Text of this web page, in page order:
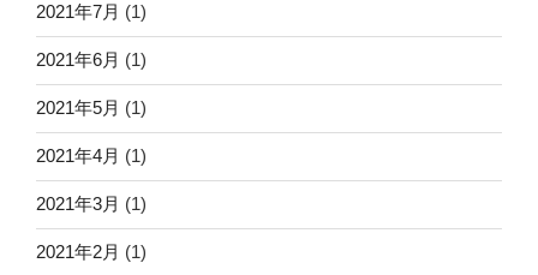
2021年7月 (1)
2021年6月 (1)
2021年5月 (1)
2021年4月 (1)
2021年3月 (1)
2021年2月 (1)